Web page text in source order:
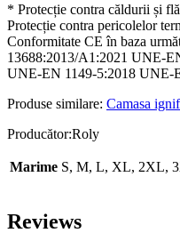
* Protecție contra căldurii și
Protecție contra pericolelor
Conformitate CE în baza
13688:2013/A1:2021 UNE-
UNE-EN 1149-5:2018 UNE-
Produse similare: Camasa
Producător:Roly
Marime S, M, L, XL, 2XL,
Reviews